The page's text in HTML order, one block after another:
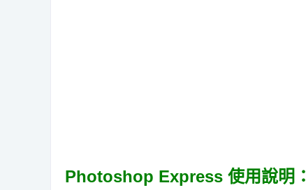
Photoshop Express 使用說明：